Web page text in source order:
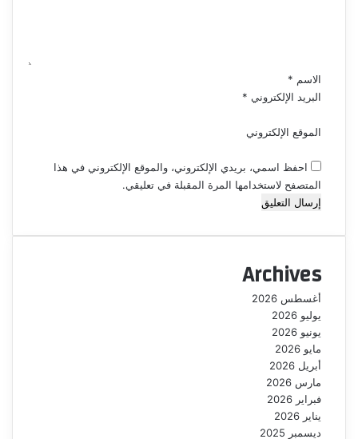
الاسم *
البريد الإلكتروني *
الموقع الإلكتروني
احفظ اسمي، بريدي الإلكتروني، والموقع الإلكتروني في هذا
المتصفح لاستخدامها المرة المقبلة في تعليقي.
Archives
أغسطس 2026
يوليو 2026
يونيو 2026
مايو 2026
أبريل 2026
مارس 2026
فبراير 2026
يناير 2026
ديسمبر 2025